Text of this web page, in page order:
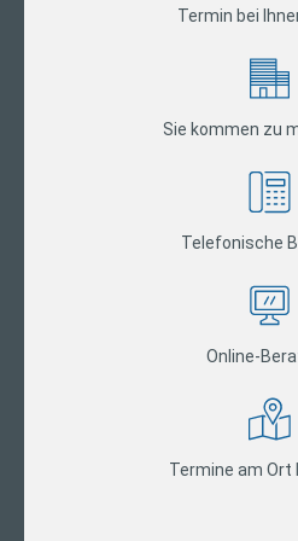
Termin bei
Sie kommen zu
Telefonische
Online-
Termine am Ort